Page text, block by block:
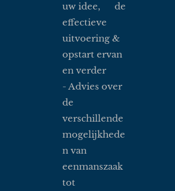
uw idee, de
effectieve
uitvoering &
opstart ervan
en verder
- Advies over
de
verschillende
mogelijkhede
n van
eenmanszaak
tot